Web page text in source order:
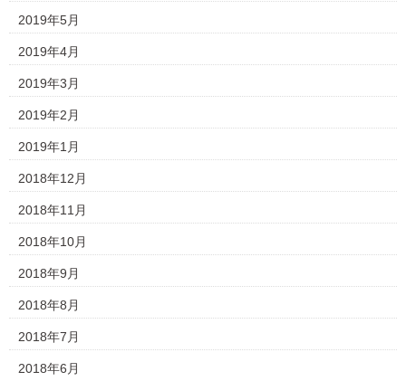
2019年5月
2019年4月
2019年3月
2019年2月
2019年1月
2018年12月
2018年11月
2018年10月
2018年9月
2018年8月
2018年7月
2018年6月